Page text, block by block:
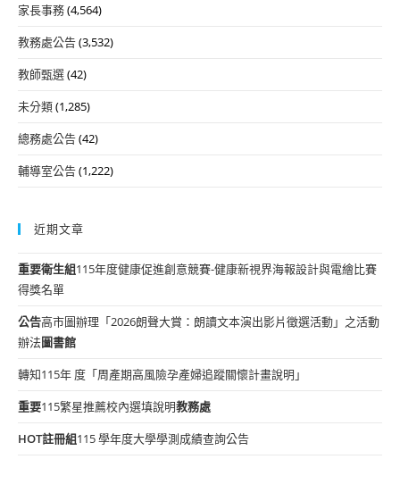
家長事務(4,564)
教務處公告(3,532)
教師甄選(42)
未分類(1,285)
總務處公告(42)
輔導室公告(1,222)
近期文章
重要衛生組115年度健康促進創意競賽-健康新視界海報設計與電繪比賽
得獎名單
公告高市圖辦理「2026朗聲大賞：朗讀文本演出影片徵選活動」之活動
辦法圖書館
轉知115年 度「周產期高風險孕產婦追蹤關懷計畫說明」
重要115繁星推薦校內選填說明教務處
HOT註冊組115 學年度大學學測成績查詢公告